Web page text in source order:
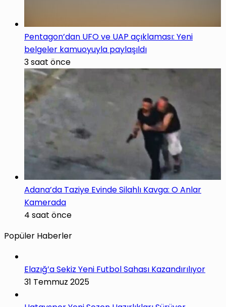
Pentagon’dan UFO ve UAP açıklaması: Yeni
belgeler kamuoyuyla paylaşıldı
3 saat önce
Adana’da Taziye Evinde Silahlı Kavga: O Anlar
Kamerada
4 saat önce
Popüler Haberler
Elazığ’a Sekiz Yeni Futbol Sahası Kazandırılıyor
31 Temmuz 2025